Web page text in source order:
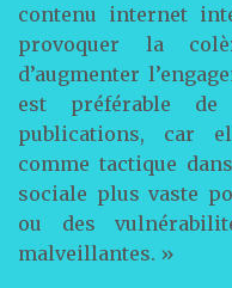
contenu internet
provoquer la
d’augmenter
est préférable
publications, car
comme tactique
sociale plus vaste
ou des
malveillantes. »